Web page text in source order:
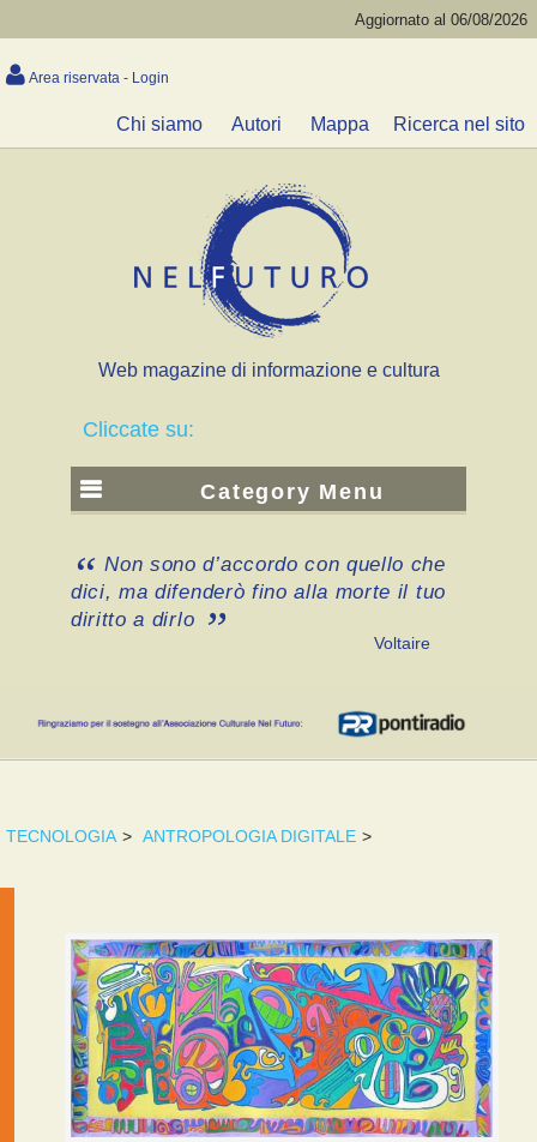
Aggiornato al 06/08/2026
Area riservata - Login
Chi siamo Autori Mappa Ricerca nel sito
Web magazine di informazione e cultura
Cliccate su:
Category Menu
Non sono d’accordo con quello che
dici, ma difenderò fino alla morte il tuo
diritto a dirlo
Voltaire
TECNOLOGIA > ANTROPOLOGIA DIGITALE >